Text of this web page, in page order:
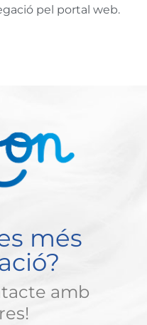
pel portal web.
més
amb